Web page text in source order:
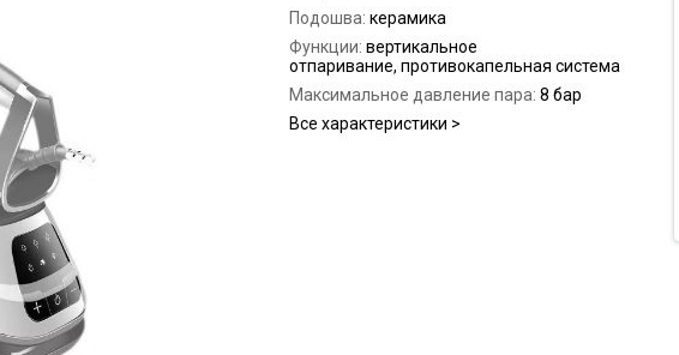
Подошва: керамика
Функции: вертикальное
отпаривание, противокапельная система
Максимальное давление пара: 8 бар
Все характеристики >